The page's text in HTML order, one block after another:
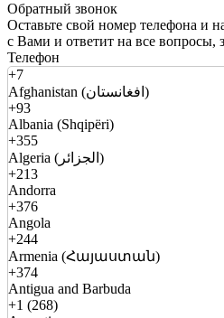
Обратный звонок
Оставьте свой номер телефона и
с Вами и ответит на все вопросы,
Телефон
+7
Afghanistan (افغانستان)
+93
Albania (Shqipëri)
+355
Algeria (الجزائر)
+213
Andorra
+376
Angola
+244
Armenia (Հայաստան)
+374
Antigua and Barbuda
+1 (268)